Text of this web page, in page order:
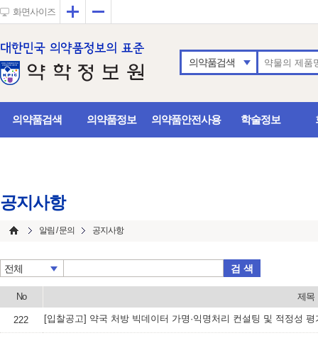
화면사이즈 확대
의약품검색
의약품검색 의약품정보 의약품안전사용 학술정보
공지사항
알림 / 문의 공지사항
전체 검 색
No 제목
222 [입찰공고] 약국 처방 빅데이터 가명·익명처리 컨설팅 및 적정성 평